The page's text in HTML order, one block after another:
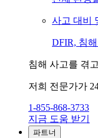
사고 대비
DFIR, 침
침해 사고를 겪
저희 전문가가
1-855-868-3733
지금 도움 받기
파트너